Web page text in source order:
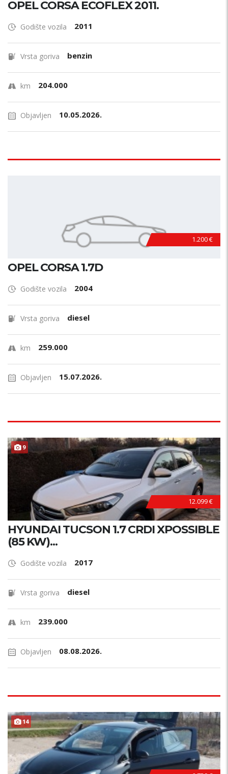
OPEL CORSA ECOFLEX 2011.
Godište vozila 2011
Vrsta goriva benzin
km 204.000
Objavljen 10.05.2026.
1.200 €
OPEL CORSA 1.7D
Godište vozila 2004
Vrsta goriva diesel
km 259.000
Objavljen 15.07.2026.
9
12.099 €
HYUNDAI TUCSON 1.7 CRDI XPOSSIBLE
(85 KW)...
Godište vozila 2017
Vrsta goriva diesel
km 239.000
Objavljen 08.08.2026.
14